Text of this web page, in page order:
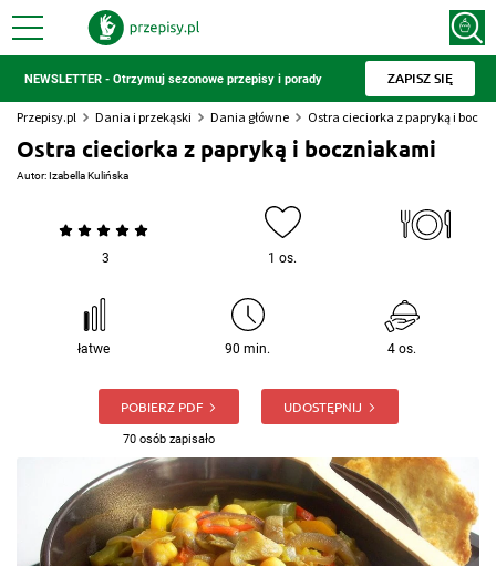
NEWSLETTER - Otrzymuj sezonowe przepisy i porady ZAPISZ SIĘ
Przepisy.pl Dania i przekąski Dania główne Ostra cieciorka z papryką i
Ostra cieciorka z papryką i boczniakami
Autor:Izabella Kulińska
3 1 os.
łatwe 90 min. 4 os.
POBIERZ PDF
70 osób zapisało
UDOSTĘPNIJ